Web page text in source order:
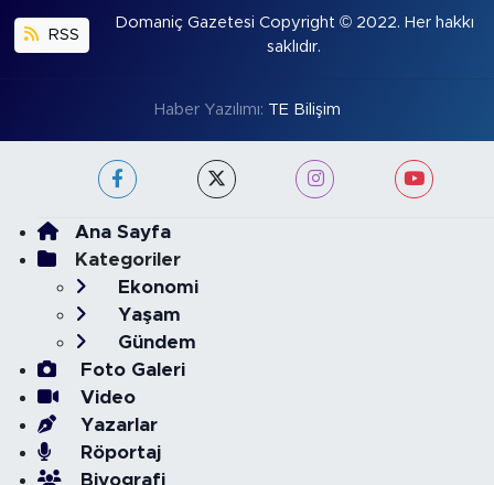
RSS
Domaniç Gazetesi Copyright © 2022. Her hakkı
saklıdır.
Haber Yazılımı: TE Bilişim
Ana Sayfa
Kategoriler
Ekonomi
Yaşam
Gündem
Foto Galeri
Video
Yazarlar
Röportaj
Biyografi